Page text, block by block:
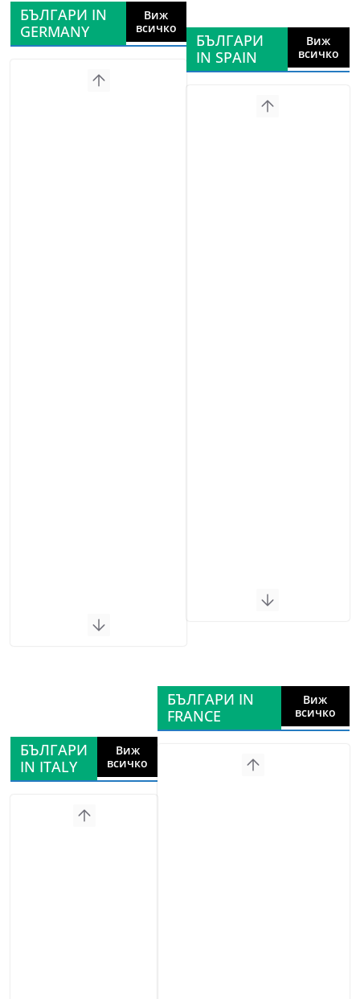
БЪЛГАРИ IN
GERMANY
Виж
всичко
БЪЛГАРИ
IN SPAIN
Виж
всичко
БЪЛГАРИ
IN ITALY
Виж
всичко
БЪЛГАРИ IN
FRANCE
Виж
всичко